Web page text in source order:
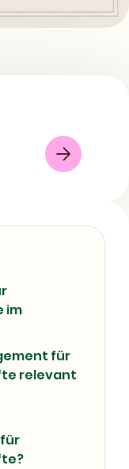
Worum
im
für
relevant